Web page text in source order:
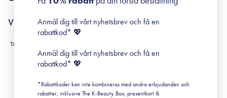
Black Friday
Villkor
Leverans & Retur
Köpvillkor
Prenumerationsvillkor
Cookiepolicy
Anmäl dig till vårt nyhetsbrev och få en
rabattkod* 💖
Anmäl dig till vårt nyhetsbrev och få en
rabattkod* 💖
*Rabattkoder kan inte kombineras med andra erbjudanden och
rabatter, inklusive The K-Beauty Box, presentkort &